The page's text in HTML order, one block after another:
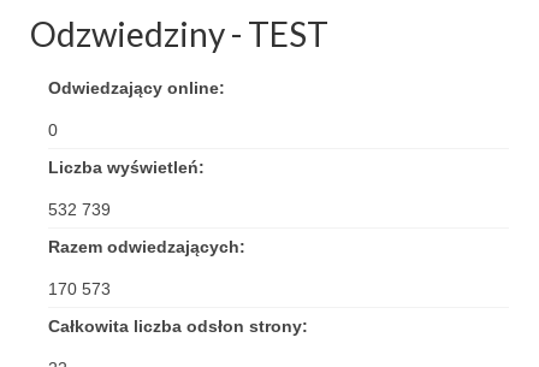
Odzwiedziny - TEST
Odwiedzający online:
0
Liczba wyświetleń:
532 739
Razem odwiedzających:
170 573
Całkowita liczba odsłon strony: